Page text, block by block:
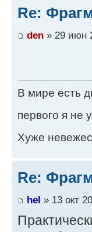
Re:
den » 29 июн
В мире есть
первого я не
Хуже
Re:
hel » 13 окт